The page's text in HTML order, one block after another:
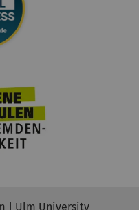
| Ulm University